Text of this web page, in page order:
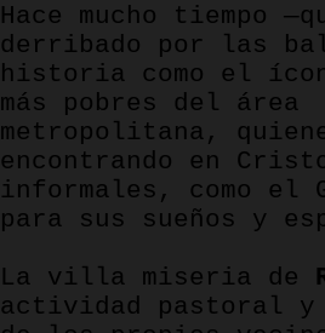
Hace mucho tiempo
derribado por las
historia como el
más pobres del área
metropolitana,
encontrando en
informales, como el
para sus sueños y
La villa miseria de
actividad pastoral